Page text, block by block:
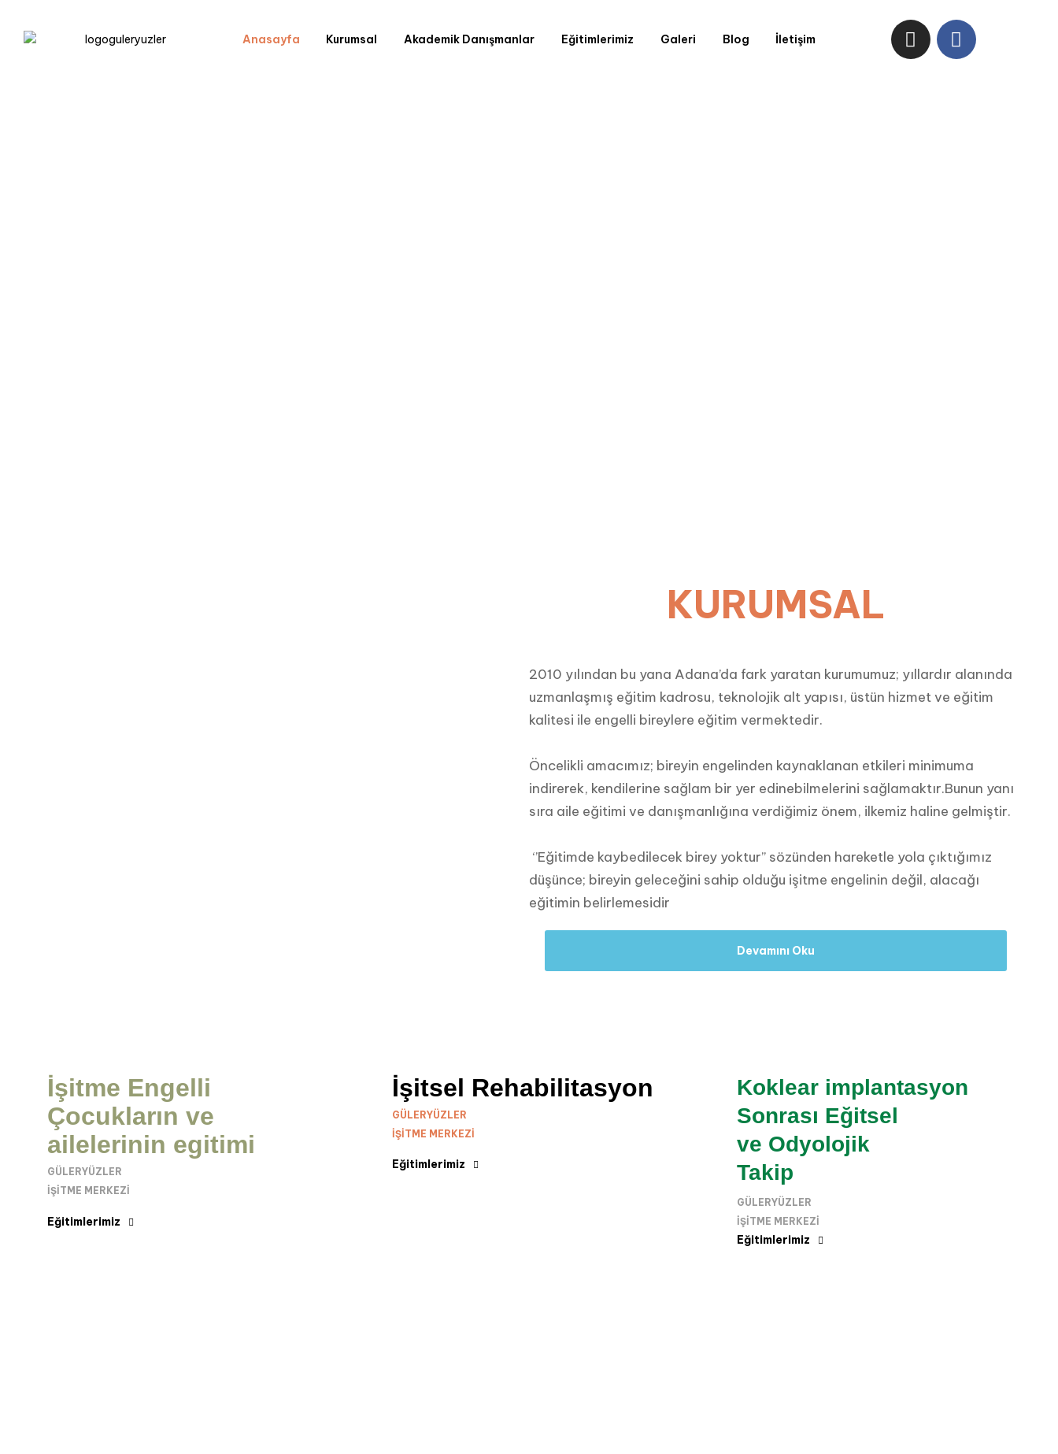
Anasayfa Kurumsal Akademik Danışmanlar Eğitimlerimiz Galeri Blog İletişim
KURUMSAL
2010 yılından bu yana Adana’da fark yaratan kurumumuz; yıllardır alanında
uzmanlaşmış eğitim kadrosu, teknolojik alt yapısı, üstün hizmet ve eğitim
kalitesi ile engelli bireylere eğitim vermektedir.
Öncelikli amacımız; bireyin engelinden kaynaklanan etkileri minimuma
indirerek, kendilerine sağlam bir yer edinebilmelerini sağlamaktır.Bunun yanı
sıra aile eğitimi ve danışmanlığına verdiğimiz önem, ilkemiz haline gelmiştir.
‘’Eğitimde kaybedilecek birey yoktur’’ sözünden hareketle yola çıktığımız
düşünce; bireyin geleceğini sahip olduğu işitme engelinin değil, alacağı
eğitimin belirlemesidir
Devamını Oku
İşitme Engelli
Çocukların ve
ailelerinin egitimi
GÜLERYÜZLER
İŞITME MERKEZI
Eğitimlerimiz
İşitsel Rehabilitasyon
GÜLERYÜZLER
IŞITME MERKEZI
Eğitimlerimiz
Koklear implantasyon
Sonrası Eğitsel
ve Odyolojik
Takip
GÜLERYÜZLER
IŞITME MERKEZI
Eğitimlerimiz
in